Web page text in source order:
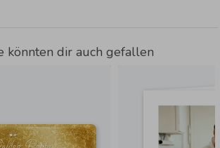
könnten dir auch gefallen